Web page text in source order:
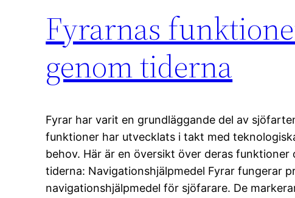
Fyrarnas
genom tiderna
Fyrar har varit en grundläggande del av
funktioner har utvecklats i takt med
behov. Här är en översikt över deras funktioner
tiderna: Navigationshjälpmedel Fyrar fungerar
navigationshjälpmedel för sjöfarare. De